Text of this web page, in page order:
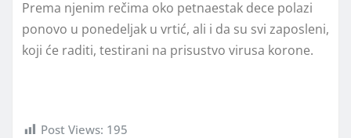
Prema njenim rečima oko petnaestak dece polazi
ponovo u ponedeljak u vrtić, ali i da su svi zaposleni,
koji će raditi, testirani na prisustvo virusa korone.
Post Views: 195